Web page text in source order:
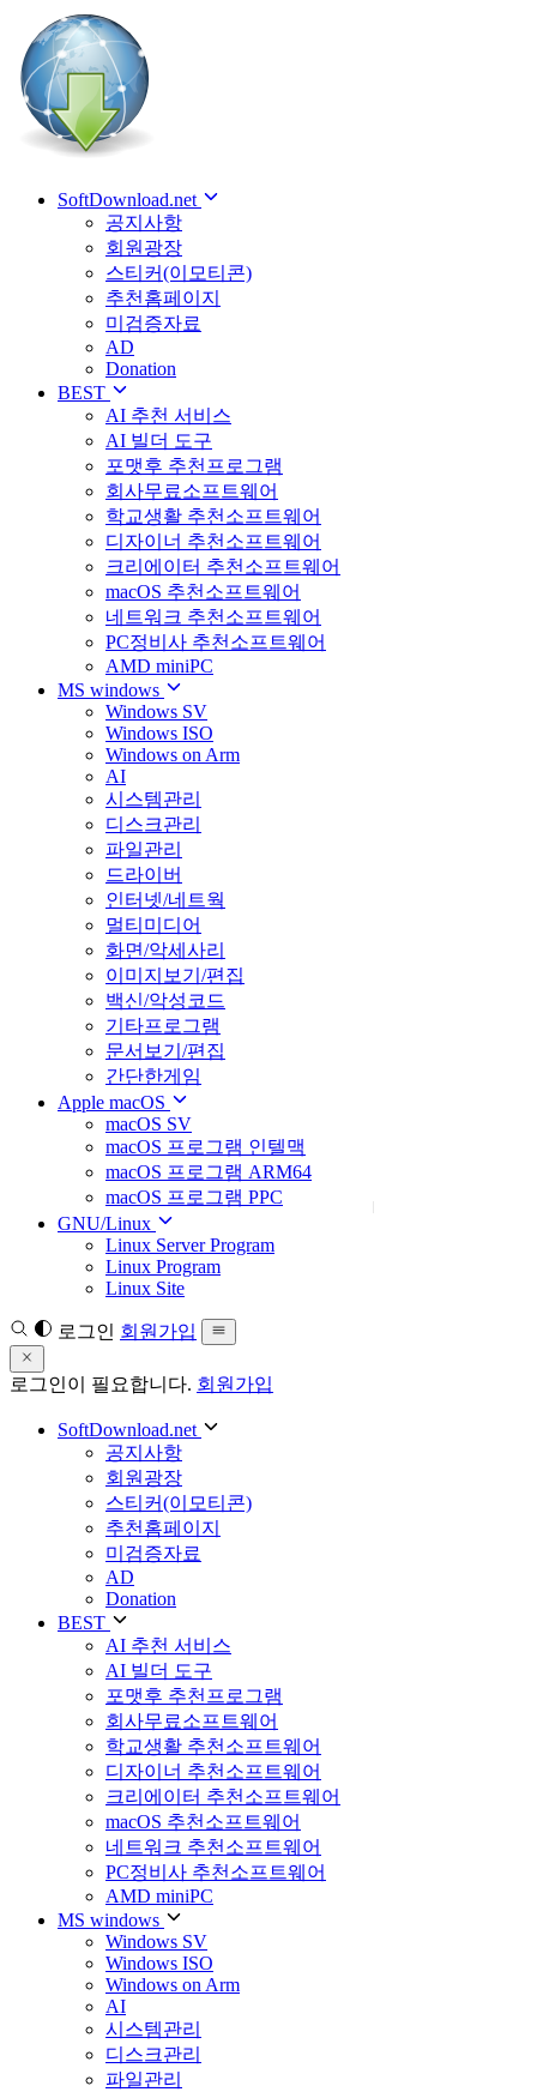
SoftDownload.net
공지사항
회원광장
스티커(이모티콘)
추천홈페이지
미검증자료
AD
Donation
BEST
AI 추천 서비스
AI 빌더 도구
포맷후 추천프로그램
회사무료소프트웨어
학교생활 추천소프트웨어
디자이너 추천소프트웨어
크리에이터 추천소프트웨어
macOS 추천소프트웨어
네트워크 추천소프트웨어
PC정비사 추천소프트웨어
AMD miniPC
MS windows
Windows SV
Windows ISO
Windows on Arm
AI
시스템관리
디스크관리
파일관리
드라이버
인터넷/네트웍
멀티미디어
화면/악세사리
이미지보기/편집
백신/악성코드
기타프로그램
문서보기/편집
간단한게임
Apple macOS
macOS SV
macOS 프로그램 인텔맥
macOS 프로그램 ARM64
macOS 프로그램 PPC
GNU/Linux
Linux Server Program
Linux Program
Linux Site
로그인 회원가입
로그인이 필요합니다. 회원가입
SoftDownload.net
공지사항
회원광장
스티커(이모티콘)
추천홈페이지
미검증자료
AD
Donation
BEST
AI 추천 서비스
AI 빌더 도구
포맷후 추천프로그램
회사무료소프트웨어
학교생활 추천소프트웨어
디자이너 추천소프트웨어
크리에이터 추천소프트웨어
macOS 추천소프트웨어
네트워크 추천소프트웨어
PC정비사 추천소프트웨어
AMD miniPC
MS windows
Windows SV
Windows ISO
Windows on Arm
AI
시스템관리
디스크관리
파일관리